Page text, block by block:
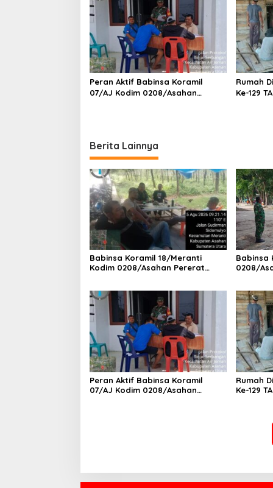
Binaan
Tanjung
Peran Aktif Babinsa Koramil
07/AJ Kodim 0208/Asahan
Rumah
Ke-129
Berita Lainnya
Babinsa Koramil 18/Meranti
Kodim 0208/Asahan Pererat
Binaan
Babinsa
0208/
Tanjung
Peran Aktif Babinsa Koramil
07/AJ Kodim 0208/Asahan
Rumah
Ke-129